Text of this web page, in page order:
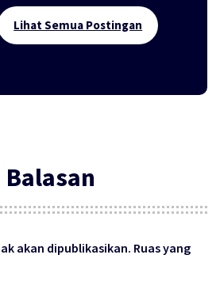
Lihat Semua Postingan
akan dipublikasikan. Ruas yang